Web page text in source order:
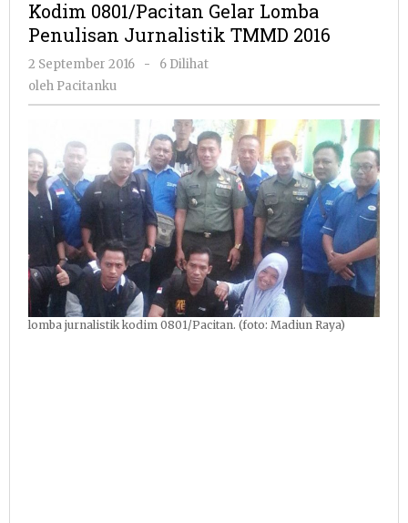
Lomba
Penulisan
Kodim 0801/Pacitan Gelar Lomba
Penulisan Jurnalistik TMMD 2016
2 September 2016
oleh
-
6 Dilihat
oleh Pacitanku
lomba jurnalistik kodim 0801/Pacitan. (foto: Madiun Raya)